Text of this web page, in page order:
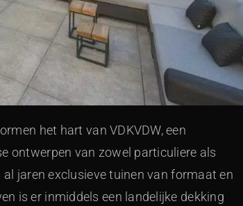
het hart van VDKVDW, een
ontwerpen van zowel particuliere als
jaren exclusieve tuinen van formaat en
is er inmiddels een landelijke dekking